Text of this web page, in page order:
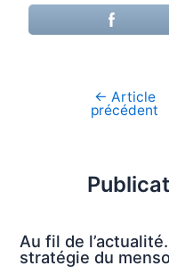
Navigation
← Article
précédent
Au fil de
stratégie du